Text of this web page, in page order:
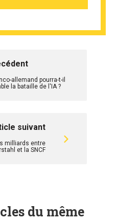
allemand pourra-t-il
la bataille de l'IA ?
suivant
milliards entre
et la SNCF
du même